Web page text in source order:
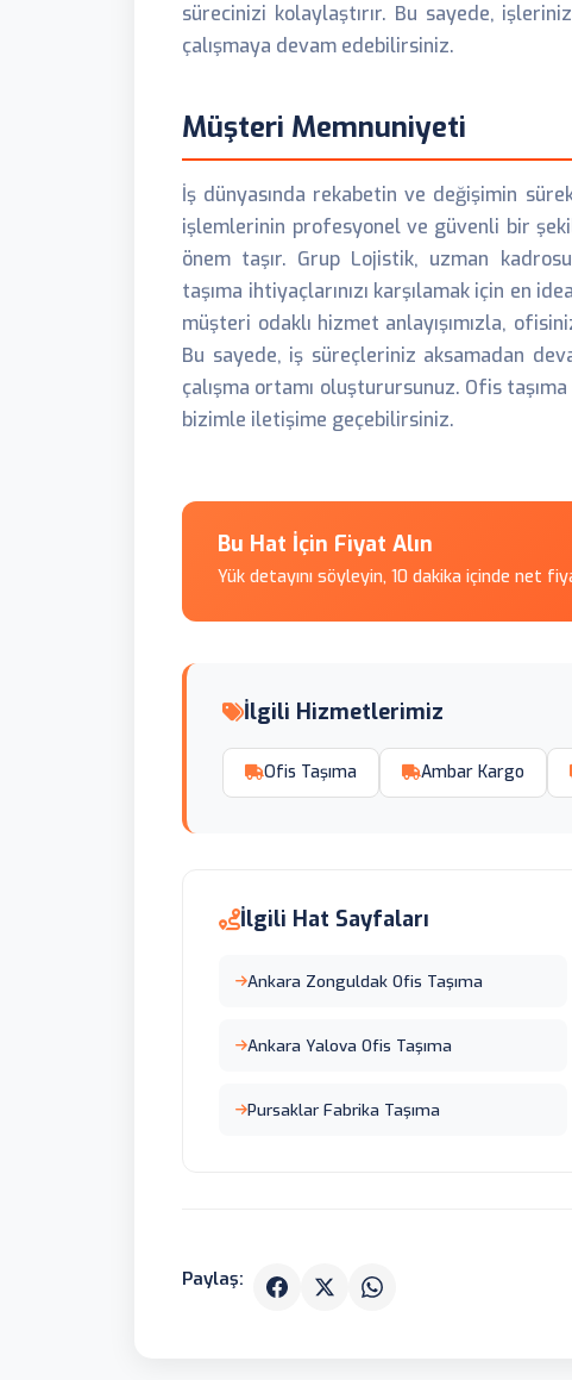
sürecinizi kolaylaştırır. Bu sayede,
çalışmaya devam edebilirsiniz.
Müşteri Memnuniyeti
İş dünyasında rekabetin ve değişimin
işlemlerinin profesyonel ve güvenli bir
önem taşır. Grup Lojistik, uzman
taşıma ihtiyaçlarınızı karşılamak için en
müşteri odaklı hizmet anlayışımızla,
Bu sayede, iş süreçleriniz aksamadan
çalışma ortamı oluşturursunuz. Ofis
bizimle iletişime geçebilirsiniz.
Bu Hat İçin Fiyat Alın
Yük detayını söyleyin, 10 dakika içinde net
İlgili Hizmetlerimiz
Ofis Taşıma Ambar Kargo
İlgili Hat Sayfaları
Ankara Zonguldak Ofis Taşıma
Ankara Yalova Ofis Taşıma
Pursaklar Fabrika Taşıma
Paylaş: